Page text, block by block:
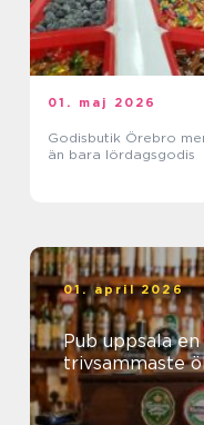
01. maj 2026
Godisbutik Örebro mer
än bara lördagsgodis
01. april 2026
Pub uppsala en guide till stans
trivsammaste